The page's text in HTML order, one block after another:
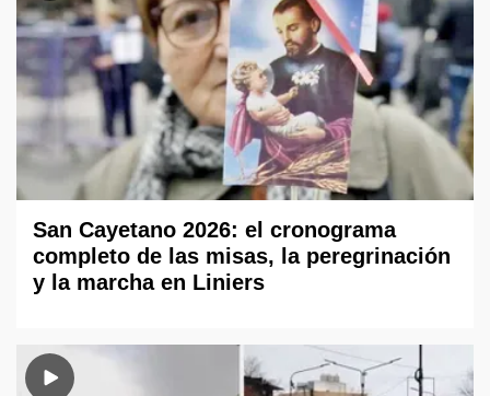
San Cayetano 2026: el cronograma
completo de las misas, la peregrinación
y la marcha en Liniers